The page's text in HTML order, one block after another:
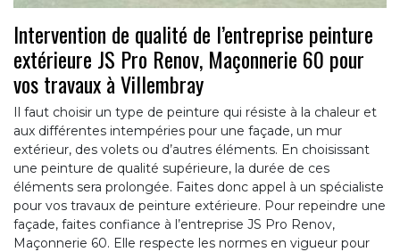
Intervention de qualité de l’entreprise peinture
extérieure JS Pro Renov, Maçonnerie 60 pour
vos travaux à Villembray
Il faut choisir un type de peinture qui résiste à la chaleur et
aux différentes intempéries pour une façade, un mur
extérieur, des volets ou d’autres éléments. En choisissant
une peinture de qualité supérieure, la durée de ces
éléments sera prolongée. Faites donc appel à un spécialiste
pour vos travaux de peinture extérieure. Pour repeindre une
façade, faites confiance à l’entreprise JS Pro Renov,
Maçonnerie 60. Elle respecte les normes en vigueur pour